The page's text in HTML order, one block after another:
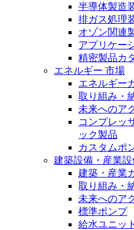
半導体製造
排ガス処理
オゾン関連
アプリケー
精密製品カ
エネルギー 市場
エネルギー
取り組み・
未来へのア
コンプレッ
ック製品
カスタムポ
建築設備・産業
建築・産業
取り組み・
未来へのア
標準ポンプ
給水ユニット